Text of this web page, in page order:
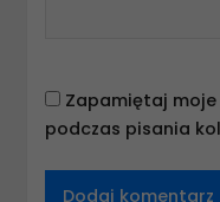
Zapamiętaj
podczas pisania